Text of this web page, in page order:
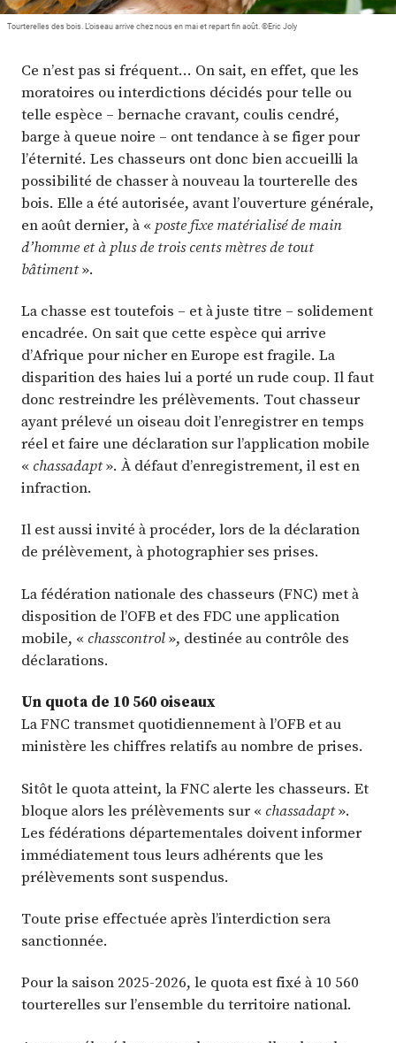
Tourterelles des bois. L’oiseau arrive chez nous en mai et repart fin août. ©Eric Joly
Ce n’est pas si fréquent… On sait, en effet, que les
moratoires ou interdictions décidés pour telle ou
telle espèce – bernache cravant, coulis cendré,
barge à queue noire – ont tendance à se figer pour
l’éternité. Les chasseurs ont donc bien accueilli la
possibilité de chasser à nouveau la tourterelle des
bois. Elle a été autorisée, avant l’ouverture générale,
en août dernier, à « poste fixe matérialisé de main
d’homme et à plus de trois cents mètres de tout
bâtiment».
La chasse est toutefois – et à juste titre – solidement
encadrée. On sait que cette espèce qui arrive
d’Afrique pour nicher en Europe est fragile. La
disparition des haies lui a porté un rude coup. Il faut
donc restreindre les prélèvements. Tout chasseur
ayant prélevé un oiseau doit l’enregistrer en temps
réel et faire une déclaration sur l’application mobile
« chassadapt». À défaut d’enregistrement, il est en
infraction.
Il est aussi invité à procéder, lors de la déclaration
de prélèvement, à photographier ses prises.
La fédération nationale des chasseurs (FNC) met à
disposition de l’OFB et des FDC une application
mobile, « chasscontrol», destinée au contrôle des
déclarations.
Un quota de 10 560 oiseaux
La FNC transmet quotidiennement à l’OFB et au
ministère les chiffres relatifs au nombre de prises.
Sitôt le quota atteint, la FNC alerte les chasseurs. Et
bloque alors les prélèvements sur « chassadapt».
Les fédérations départementales doivent informer
immédiatement tous leurs adhérents que les
prélèvements sont suspendus.
Toute prise effectuée après l’interdiction sera
sanctionnée.
Pour la saison 2025-2026, le quota est fixé à 10 560
tourterelles sur l’ensemble du territoire national.